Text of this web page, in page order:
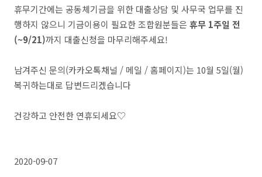
휴무기간에는 공동체기금을 위한 대출상담 및 사무국 업무를 진
행하지 않으니 기금이용이 필요한 조합원분들은 휴무 1주일 전
(~9/21)까지 대출신청을 마무리해주세요!
남겨주신 문의(카카오톡채널 / 메일 / 홈페이지)는 10월 5일(월)
복귀하는대로 답변드리겠습니다
건강하고 안전한 연휴되세요♡
2020-09-07